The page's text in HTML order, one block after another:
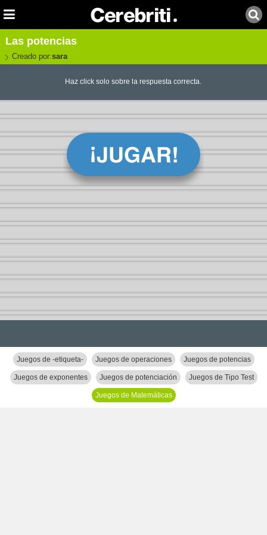
Las potencias
Creado por:sara
Haz click solo sobre la respuesta correcta.
Juegos de -etiqueta- Juegos de operaciones Juegos de potencias
Juegos de exponentes Juegos de potenciación Juegos de Tipo Test
Juegos de Matemáticas